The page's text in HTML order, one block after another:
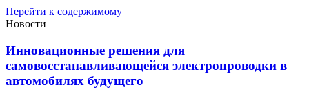
Перейти к содержимому
Новости
в
Установка виброизоляции
уменьшения шумов и
автомобиле